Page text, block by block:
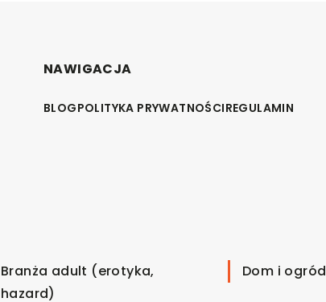
NAWIGACJA
BLOGPOLITYKA PRYWATNOŚCIREGULAMIN
Branża adult (erotyka,
hazard)
Dom i ogród